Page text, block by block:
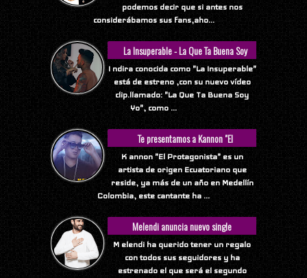
podemos decir que si antes nos
considerábamos sus fans,aho...
La Insuperable - La Que Ta Buena Soy
Yo
I ndira conocida como "La Insuperable"
está de estreno ,con su nuevo vídeo
clip.llamado: "La Que Ta Buena Soy
Yo", como ...
Te presentamos a Kannon "El
Protagonista"
K annon "El Protagonista" es un
artista de origen Ecuatoriano que
reside, ya más de un año en Medellín
Colombia, este cantante ha ...
Melendi anuncia nuevo single
M elendi ha querido tener un regalo
con todos sus seguidores y ha
estrenado el que será el segundo